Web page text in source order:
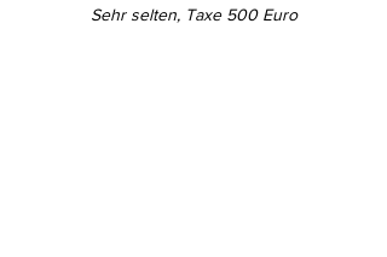
Sehr selten, Taxe 500 Euro